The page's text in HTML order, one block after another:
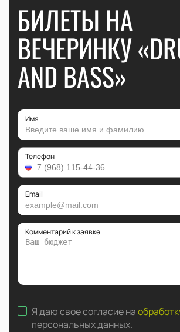
БИЛЕТЫ НА
ВЕЧЕРИНКУ
AND BASS»
Имя
Телефон
Email
Комментарий к заявке
Я даю свое согласие на
персональных данных.